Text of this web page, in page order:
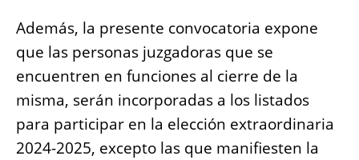
Además, la presente convocatoria expone
que las personas juzgadoras que se
encuentren en funciones al cierre de la
misma, serán incorporadas a los listados
para participar en la elección extraordinaria
2024-2025, excepto las que manifiesten la